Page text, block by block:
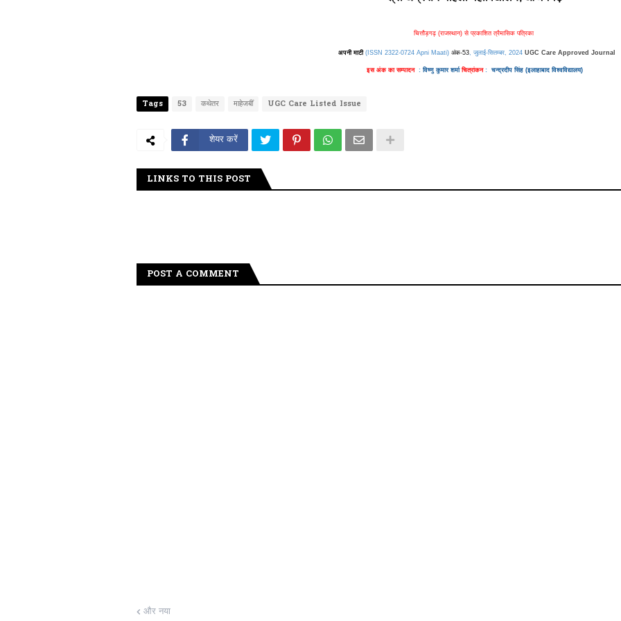
चित्तौड़गढ़ (राजस्थान) से प्रकाशित त्रैमासिक पत्रिका
अपनी माटी(ISSN 2322-0724 Apni Maati) अंक-53, जुलाई-सितम्बर, 2024 UGC Care Approved Journal
इस अंक का सम्पादन : विष्णु कुमार शर्मा चित्रांकन : चन्द्रदीप सिंह(इलाहाबाद विश्वविद्यालय)
Tags 53 कथेतर माहेजबीं UGC Care Listed Issue
शेयर करें
LINKS TO THIS POST
POST A COMMENT
और नया